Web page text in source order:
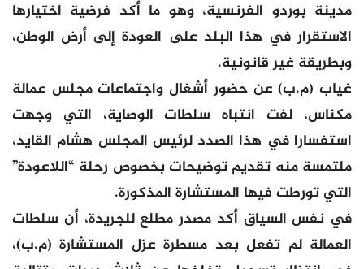
مدينة بوردو الفرنسية، وهو ما أكد فرضية اختيارها
الاستقرار في هذا البلد على العودة إلى أرض الوطن،
وبطريقة غير قانونية.
غياب (م.ب) عن حضور أشغال واجتماعات مجلس عمالة
مكناس، لفت انتباه سلطات الوصاية، التي وجهت
استفسارا في هذا الصدد لرئيس المجلس هشام القايد،
ملتمسة منه تقديم توضيحات بخصوص رحلة “اللاعودة”
التي تورطت فيها المستشارة المذكورة.
في نفس السياق أكد مصدر مطلع للجريدة، أن سلطات
العمالة لم تفعل بعد مسطرة عزل المستشارة (م.ب)،